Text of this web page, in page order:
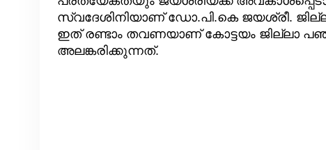
സ്വദേശിനിയാണ് ഡോ.പി.കെ ജയശ്രീ.
ഇത് രണ്ടാം തവണയാണ് കോട്ടയം ജില്ലാ
അലങ്കരിക്കുന്നത്.